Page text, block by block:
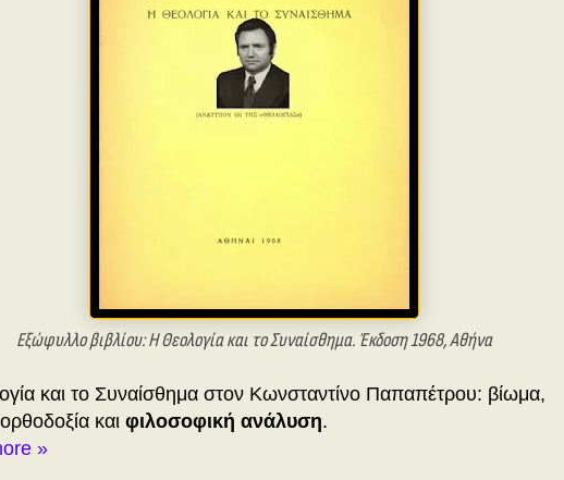
Εξώφυλλο βιβλίου: Η Θεολογία και το Συναίσθημα. Έκδοση 1968, Αθήνα
και το Συναίσθημα στον Κωνσταντίνο Παπαπέτρου: βίωμα,
και φιλοσοφική ανάλυση.
»